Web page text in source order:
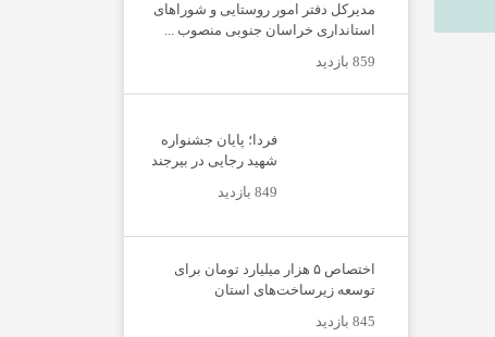
مدیرکل دفتر امور روستایی و شوراهای
استانداری خراسان جنوبی منصوب ...
859 بازدید
فردا؛ پایان جشنواره
شهید رجایی در بیرجند
849 بازدید
اختصاص ۵ هزار میلیارد تومان برای
توسعه زیرساخت‌های استان
845 بازدید